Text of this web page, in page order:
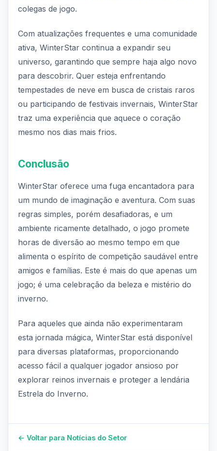
colegas de jogo.
Com atualizações frequentes e uma comunidade
ativa, WinterStar continua a expandir seu
universo, garantindo que sempre haja algo novo
para descobrir. Quer esteja enfrentando
tempestades de neve em busca de cristais raros
ou participando de festivais invernais, WinterStar
traz uma experiência que aquece o coração
mesmo nos dias mais frios.
Conclusão
WinterStar oferece uma fuga encantadora para
um mundo de imaginação e aventura. Com suas
regras simples, porém desafiadoras, e um
ambiente ricamente detalhado, o jogo promete
horas de diversão ao mesmo tempo em que
alimenta o espírito de competição saudável entre
amigos e famílias. Este é mais do que apenas um
jogo; é uma celebração da beleza e mistério do
inverno.
Para aqueles que ainda não experimentaram
esta jornada mágica, WinterStar está disponível
para diversas plataformas, proporcionando
acesso fácil a qualquer jogador ansioso por
explorar reinos invernais e proteger a lendária
Estrela do Inverno.
← Voltar para Notícias do Setor